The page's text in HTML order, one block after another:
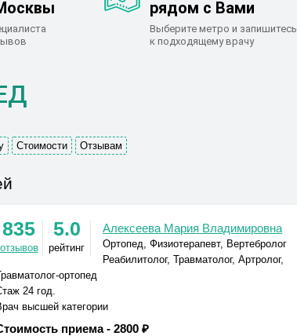
рядом с Вами
Выберите метро и запишитесь
к подходящему врачу
Стоимости Отзывам
835
отзывов
5.0
рейтинг
Алексеева Мария Владимировна
Ортопед, Физиотерапевт, Вертебролог
Реабилитолог, Травматолог, Артролог,
ортопед
24 год.
высшей категории
приема - 2800 ₽